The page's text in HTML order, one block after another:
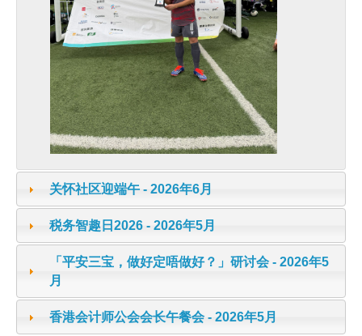
关怀社区迎端午 - 2026年6月
税务智趣日2026 - 2026年5月
「平安三宝，做好定唔做好？」研讨会 - 2026年5
月
香港会计师公会会长午餐会 - 2026年5月